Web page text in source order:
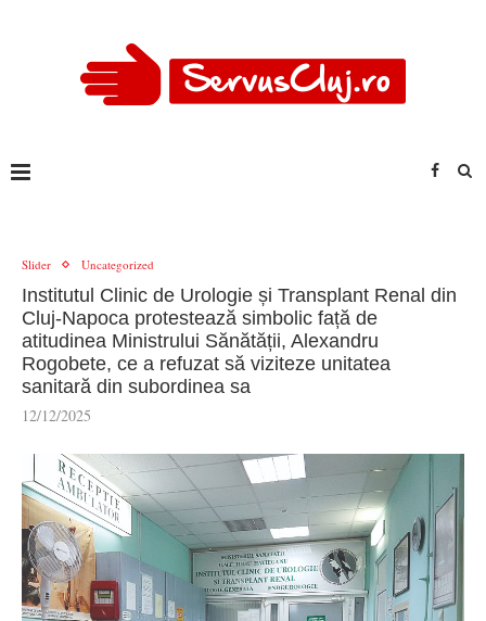
Slider Uncategorized
Institutul Clinic de Urologie și Transplant Renal din
Cluj-Napoca protestează simbolic față de
atitudinea Ministrului Sănătății, Alexandru
Rogobete, ce a refuzat să viziteze unitatea
sanitară din subordinea sa
12/12/2025